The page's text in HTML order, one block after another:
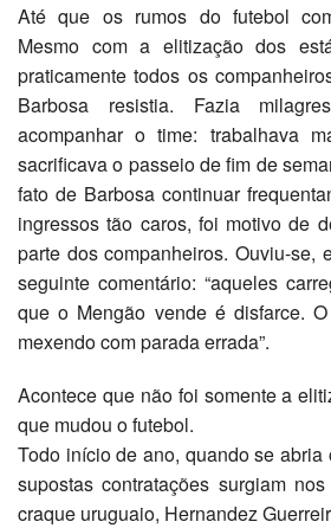
Até que os rumos do futebol
Mesmo com a elitização dos
praticamente todos os
Barbosa resistia. Fazia
acompanhar o time: trabalhava
sacrificava o passeio de fim de
fato de Barbosa continuar
ingressos tão caros, foi motivo de
parte dos companheiros. Ouviu-se,
seguinte comentário: “aqueles
que o Mengão vende é disfarce.
mexendo com parada errada”.
Acontece que não foi somente a
que mudou o futebol.
Todo início de ano, quando se abria
supostas contratações surgiam
craque uruguaio, Hernandez